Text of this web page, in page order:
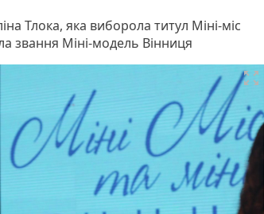
Тлока, яка виборола титул Міні-міс
звання Міні-модель Вінниця
